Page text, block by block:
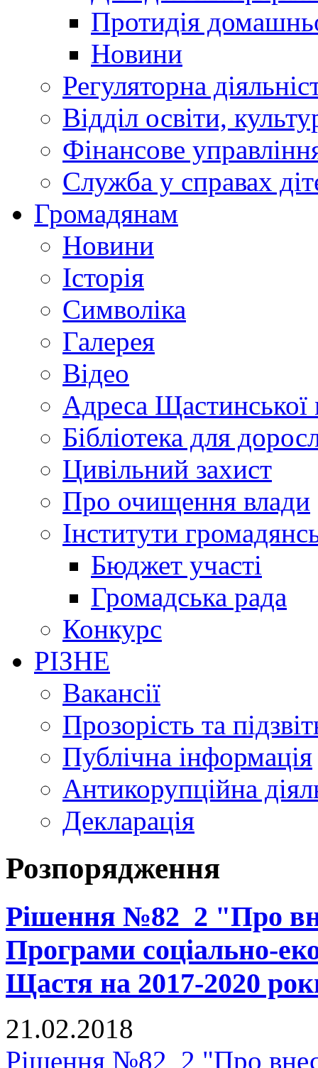
Протидія
Новини
Регуляторна
Відділ освіти,
Фінансове
Служба у справах
Громадянам
Новини
Історія
Символіка
Галерея
Відео
Адреса Щастинської
Бібліотека для
Цивільний захист
Про очищення влади
Інститути
Бюджет участі
Громадська рада
Конкурс
РІЗНЕ
Вакансії
Прозорість та
Публічна інформація
Антикорупційна
Декларація
Розпорядження
Рішення №82_2 "Про
Програми соціально-
Щастя на 2017-2020
21.02.2018
Рішення №82_2 "Про